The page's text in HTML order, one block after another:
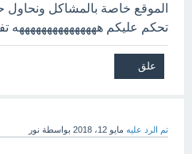
الموقع خاصة بالمشاكل ونحاول
تحكم عليكم هههههههههههههههه
تم الرد عليه مايو 12، 2018 بواسطة نور